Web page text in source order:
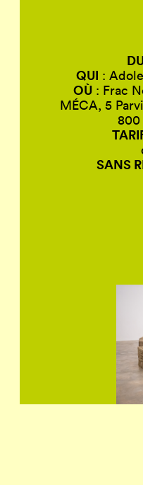
QUI :
OÙ: Frac
MÉCA, 5
800
SANS